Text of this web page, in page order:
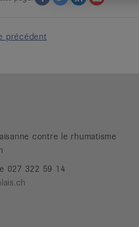
précédent
contre le rhumatisme
027 322 59 14